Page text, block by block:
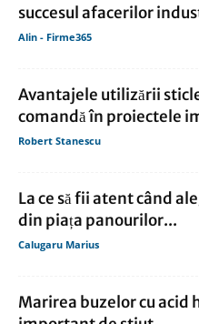
succesul afacerilor
Alin - Firme365
Avantajele utilizării
comandă în proiectele
Robert Stanescu
La ce să fii atent când
din piața panourilor...
Calugaru Marius
Marirea buzelor cu acid